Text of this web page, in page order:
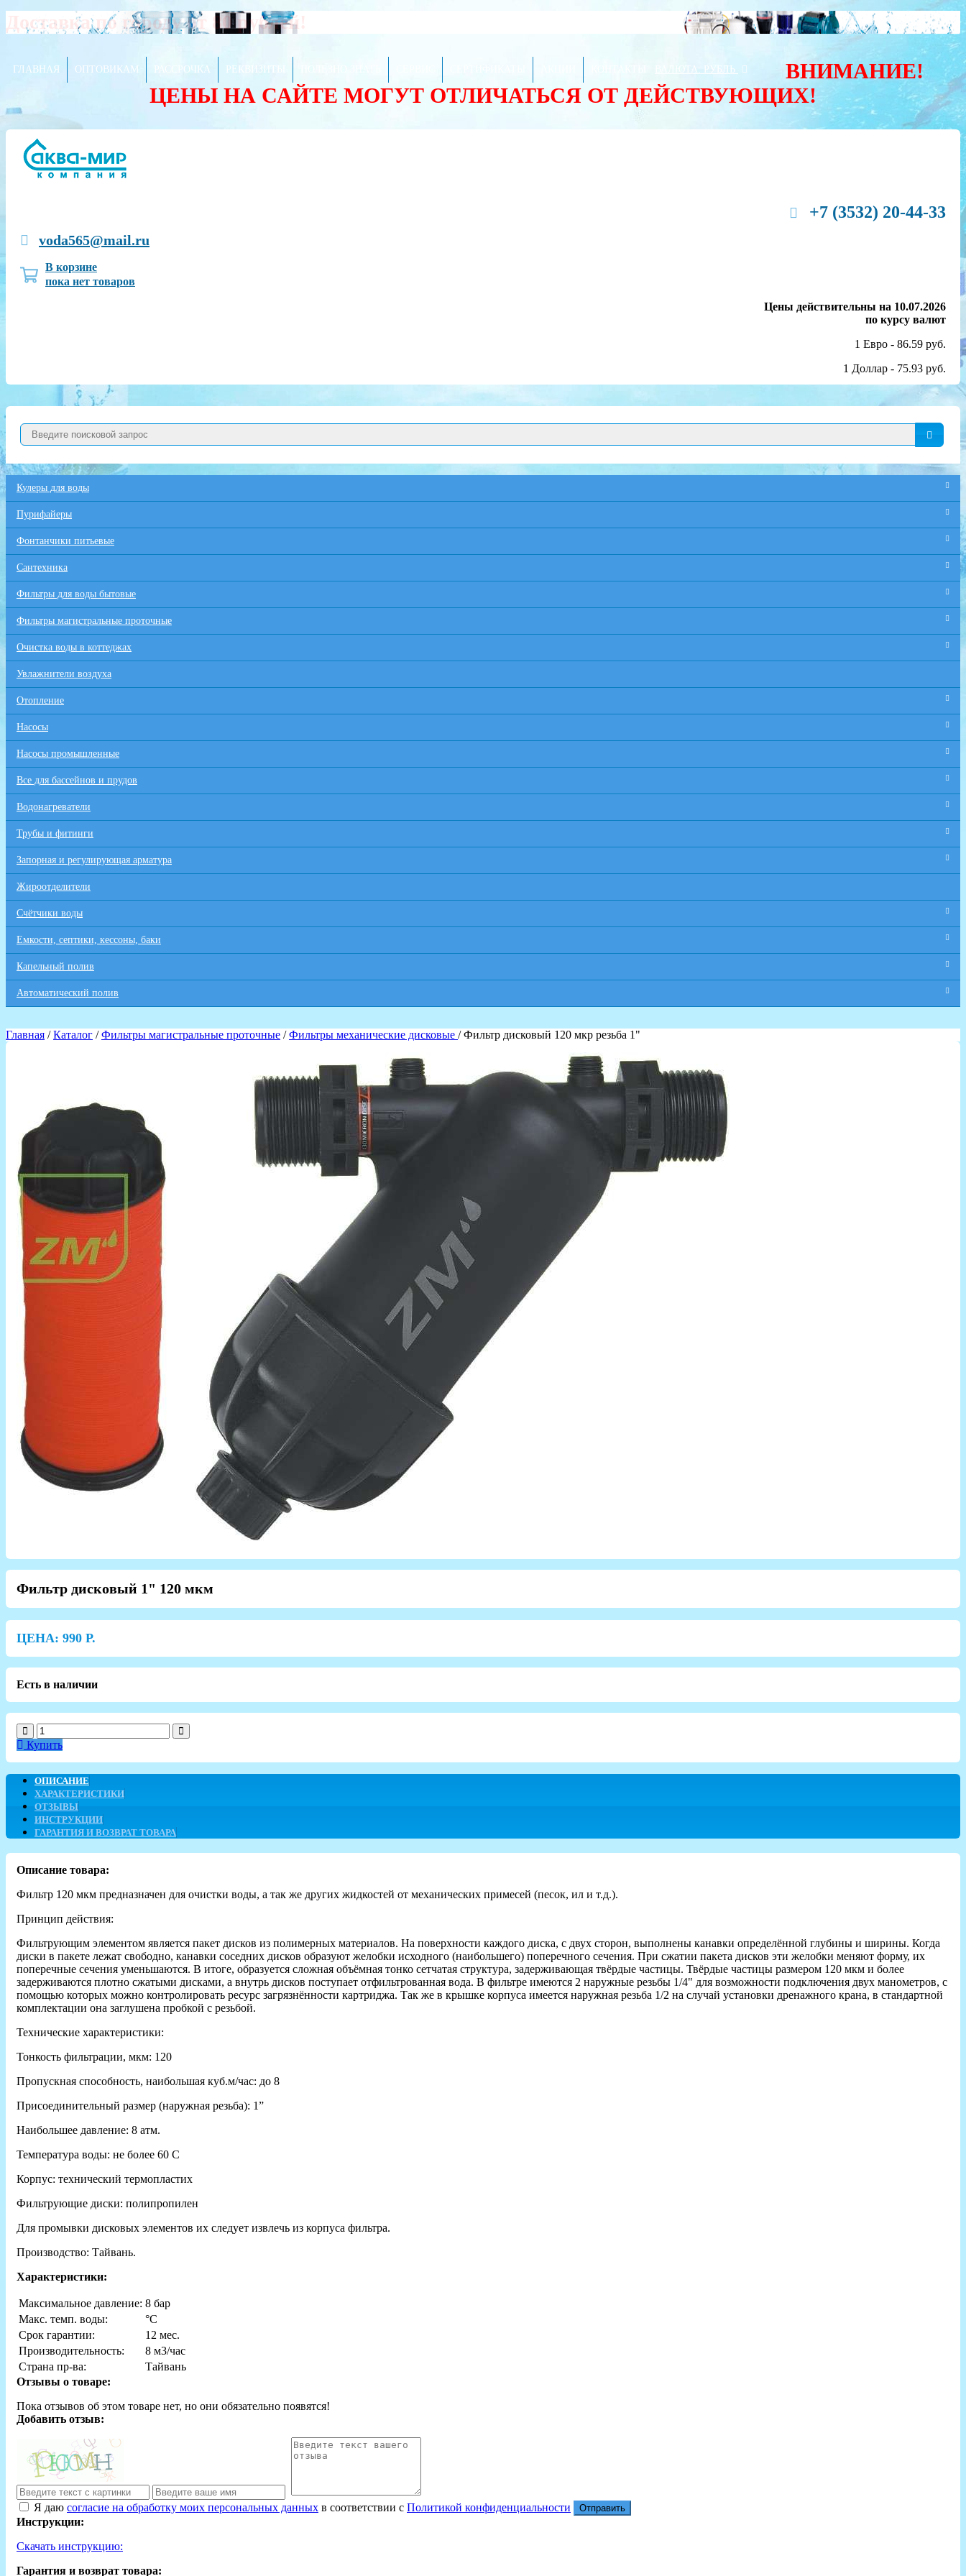
Доставка по городу от 80 рублей!
ГЛАВНАЯ ОПТОВИКАМ РАССРОЧКА РЕКВИЗИТЫ ВАЛЮТА: РУБЛЬ
ВНИМАНИЕ!
ЦЕНЫ НА САЙТЕ МОГУТ ОТЛИЧАТЬСЯ ОТ ДЕЙСТВУЮЩИХ!
+7 (3532) 20-44-33
voda565@mail.ru
В корзине
пока нет товаров
Цены действительны на 10.07.2026
по курсу валют
1 Евро - 86.59 руб.
1 Доллар - 75.93 руб.
Кулеры для воды
Пурифайеры
Фонтанчики питьевые
Сантехника
Фильтры для воды бытовые
Фильтры магистральные проточные
Очистка воды в коттеджах
Увлажнители воздуха
Отопление
Насосы
Насосы промышленные
Все для бaссейнов и прудов
Водонагреватели
Трубы и фитинги
Запорная и регулирующая арматура
Жироотделители
Счётчики воды
Емкости, септики, кессоны, баки
Капельный полив
Автоматический полив
Главная /Каталог /Фильтры магистральные проточные /Фильтры механические дисковые / Фильтр дисковый 120 мкр резьба 1"
Фильтр дисковый 1" 120 мкм
ЦЕНА: 990 Р.
Есть в наличии
Купить
ОПИСАНИЕ
ХАРАКТЕРИСТИКИ
ОТЗЫВЫ
ИНСТРУКЦИИ
ГАРАНТИЯ И ВОЗВРАТ ТОВАРА
Описание товара:
Фильтр 120 мкм предназначен для очистки воды, а так же других жидкостей от механических примесей (песок, ил и т.д.).
Принцип действия:
Фильтрующим элементом является пакет дисков из полимерных материалов. На поверхности каждого диска, с двух сторон, выполнены канавки определённой глубины и ширины. Когда
диски в пакете лежат свободно, канавки соседних дисков образуют желобки исходного (наибольшего) поперечного сечения. При сжатии пакета дисков эти желобки меняют форму, их
поперечные сечения уменьшаются. В итоге, образуется сложная объёмная тонко сетчатая структура, задерживающая твёрдые частицы. Твёрдые частицы размером 120 мкм и более
задерживаются плотно сжатыми дисками, а внутрь дисков поступает отфильтрованная вода. В фильтре имеются 2 наружные резьбы 1/4" для возможности подключения двух манометров, с
помощью которых можно контролировать ресурс загрязнённости картриджа. Так же в крышке корпуса имеется наружная резьба 1/2 на случай установки дренажного крана, в стандартной
комплектации она заглушена пробкой с резьбой.
Технические характеристики:
Тонкость фильтрации, мкм: 120
Пропускная способность, наибольшая куб.м/час: до 8
Присоединительный размер (наружная резьба): 1”
Наибольшее давление: 8 атм.
Температура воды: не более 60 С
Корпус: технический термопластих
Фильтрующие диски: полипропилен
Для промывки дисковых элементов их следует извлечь из корпуса фильтра.
Производство: Тайвань.
Характеристики:
Максимальное давление: 8 бар
Макс. темп. воды:
°С
Срок гарантии:
12 мес.
Производительность:
8 м3/час
Страна пр-ва:
Тайвань
Отзывы о товаре:
Пока отзывов об этом товаре нет, но они обязательно появятся!
Добавить отзыв:
Я даю согласие на обработку моих персональных данных в соответствии с Политикой конфиденциальности Отправить
Инструкции:
Скачать инструкцию:
Гарантия и возврат товара: